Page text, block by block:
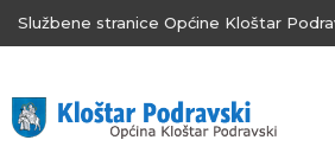
Službene stranice Općine Kloštar